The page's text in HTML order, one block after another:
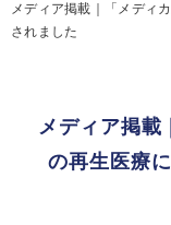
メディア掲載｜「メディ
されました
メディア掲載
の再生医療